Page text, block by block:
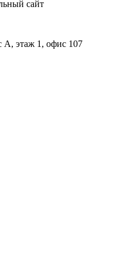
сайт
А, этаж 1, офис 107